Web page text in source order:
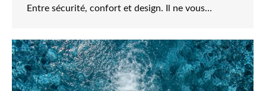
Entre sécurité, confort et design. Il ne vous…